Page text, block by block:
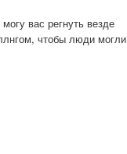
вас регнуть везде
чтобы люди могли